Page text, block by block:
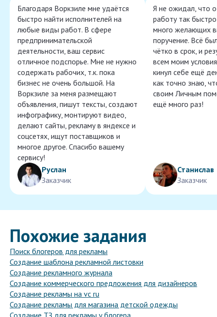
Благодаря Воркзиле мне удаётся
быстро найти исполнителей на
любые виды работ. В сфере
предпринимательской
деятельности, ваш сервис
отличное подспорье. Мне не нужно
содержать рабочих, т.к. пока
бизнес не очень большой. На
Воркзиле за меня размещают
объявления, пишут тексты, создают
инфографику, монтируют видео,
делают сайты, рекламу в яндексе и
соцсетях, ищут поставщиков и
многое другое. Спасибо вашему
сервису!
Руслан
Заказчик
Я не ожидал, что
работу так
много желающих
поручение. Всё
чётко в срок, и
всем моим
кинул себе ещё
как точно знаю,
своим Личным
ещё много раз!
Станислав
Заказчик
Похожие задания
Поиск блогеров для рекламы
Создание шаблона рекламной листовки
Создание рекламного журнала
Создание коммерческого предложения для дизайнеров
Создание рекламы на vc ru
Создание рекламы для магазина детской одежды